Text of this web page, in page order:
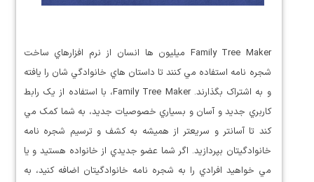
Family Tree Maker ميليون ها انسان از نرم افزارهاي ساخت
شجره نامه استفاده مي کنند تا داستان هاي خانوادگي شان را يافته
و به اشتراک بگذارند. Family Tree Maker، با استفاده از يک رابط
کاربري جديد و آسان و بسياري خصوصيات جديد، به شما کمک مي
کند تا آسانتر و سريعتر از هميشه به کشف و ترسيم شجره نامه
خانوادگيتان بپردازيد. اگر شما عضو جديدي از خانواده هستيد و يا
مي خواهيد افرادي را به شجره نامه خانوادگيتان اضافه کنيد، به